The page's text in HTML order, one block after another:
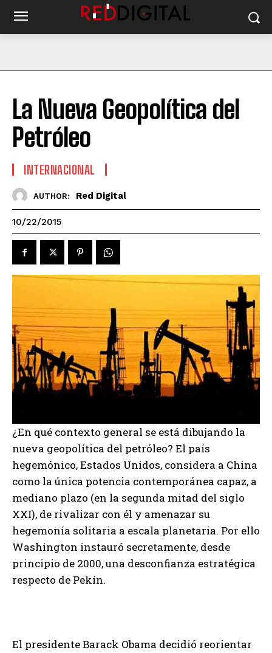
La Nueva Geopolítica del
Petróleo
INTERNACIONAL
AUTHOR: Red Digital
10/22/2015
¿En qué contexto general se está dibujando la
nueva geopolítica del petróleo? El país
hegemónico, Estados Unidos, considera a China
como la única potencia contemporánea capaz, a
mediano plazo (en la segunda mitad del siglo
XXI), de rivalizar con él y amenazar su
hegemonía solitaria a escala planetaria. Por ello
Washington instauró secretamente, desde
principio de 2000, una desconfianza estratégica
respecto de Pekín.
El presidente Barack Obama decidió reorientar